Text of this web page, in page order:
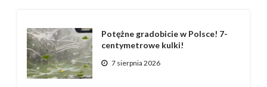
Potężne gradobicie w Polsce! 7-
centymetrowe kulki!
7 sierpnia 2026